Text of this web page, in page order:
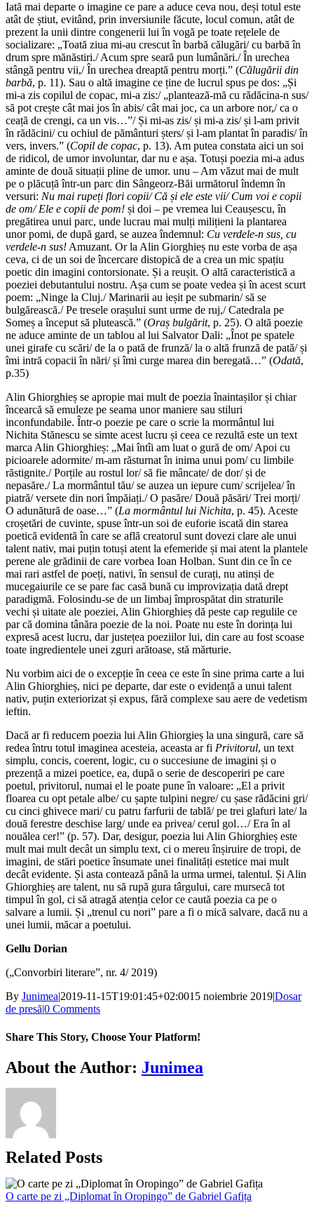
Iată mai departe o imagine ce pare a aduce ceva nou, deși totul este
atât de știut, evitând, prin inversiunile făcute, locul comun, atât de
prezent la unii dintre congenerii lui în vogă pe toate rețelele de
socializare: „Toată ziua mi-au crescut în barbă călugări/ cu barbă în
drum spre mănăstiri./ Acum spre seară pun lumânări./ În urechea
stângă pentru vii,/ În urechea dreaptă pentru morți.” (Călugării din
barbă, p. 11). Sau o altă imagine ce ține de lucrul spus pe dos: „Și
mi-a zis copilul de copac, mi-a zis:/ „plantează-mă cu rădăcina-n sus/
să pot crește cât mai jos în abis/ cât mai joc, ca un arbore nor,/ ca o
ceață de crengi, ca un vis…”/ Și mi-as zis/ și mi-a zis/ și l-am privit
în rădăcini/ cu ochiul de pământuri șters/ și l-am plantat în paradis/ în
vers, invers.” (Copil de copac, p. 13). Am putea constata aici un soi
de ridicol, de umor involuntar, dar nu e așa. Totuși poezia mi-a adus
aminte de două situații pline de umor. unu – Am văzut mai de mult
pe o plăcuță într-un parc din Sângeorz-Băi următorul îndemn în
versuri: Nu mai rupeți flori copii/ Că și ele este vii/ Cum voi e copii
de om/ Ele e copii de pom! și doi – pe vremea lui Ceaușescu, în
pregătirea unui parc, unde lucrau mai mulți milițieni la plantarea
unor pomi, de după gard, se auzea îndemnul: Cu verdele-n sus, cu
verdele-n sus!Amuzant. Or la Alin Giorghieș nu este vorba de așa
ceva, ci de un soi de încercare distopică de a crea un mic spațiu
poetic din imagini contorsionate. Și a reușit. O altă caracteristică a
poeziei debutantului nostru. Așa cum se poate vedea și în acest scurt
poem: „Ninge la Cluj./ Marinarii au ieșit pe submarin/ să se
bulgărească./ Pe tresele orașului sunt urme de ruj,/ Catedrala pe
Someș a început să plutească.” (Oraș bulgărit, p. 25). O altă poezie
ne aduce aminte de un tablou al lui Salvator Dali: „Înot pe spatele
unei girafe cu scări/ de la o pată de frunză/ la o altă frunză de pată/ și
îmi intră copacii în nări/ și îmi curge marea din beregată…” (Odată,
p.35)
Alin Ghiorghieș se apropie mai mult de poezia înaintașilor și chiar
încearcă să emuleze pe seama unor maniere sau stiluri
inconfundabile. Într-o poezie pe care o scrie la mormântul lui
Nichita Stănescu se simte acest lucru și ceea ce rezultă este un text
marca Alin Ghiorghieș: „Mai întîi am luat o gură de om/ Apoi cu
picioarele adormite/ m-am răsturnat în inima unui pom/ cu limbile
răstignite./ Porțile au rostul lor/ să fie mâncate/ de dor/ și de
nepasăre./ La mormântul tău/ se auzea un iepure cum/ scrijelea/ în
piatră/ versete din nori împăiați./ O pasăre/ Două păsări/ Trei morți/
O adunătură de oase…” (La mormântul lui Nichita, p. 45). Aceste
croșetări de cuvinte, spuse într-un soi de euforie iscată din starea
poetică evidentă în care se află creatorul sunt dovezi clare ale unui
talent nativ, mai puțin totuși atent la efemeride și mai atent la plantele
perene ale grădinii de care vorbea Ioan Holban. Sunt din ce în ce
mai rari astfel de poeți, nativi, în sensul de curați, nu atinși de
mucegaiurile ce se pare fac casă bună cu improvizația dată drept
paradigmă. Folosindu-se de un limbaj împrospătat din straturile
vechi și uitate ale poeziei, Alin Ghiorghieș dă peste cap regulile ce
par că domina tânăra poezie de la noi. Poate nu este în dorința lui
expresă acest lucru, dar justețea poeziilor lui, din care au fost scoase
toate ingredientele unei zguri arătoase, stă mărturie.
Nu vorbim aici de o excepție în ceea ce este în sine prima carte a lui
Alin Ghiorghieș, nici pe departe, dar este o evidență a unui talent
nativ, puțin exteriorizat și expus, fără complexe sau aere de vedetism
ieftin.
Dacă ar fi reducem poezia lui Alin Ghiorgieș la una singură, care să
redea întru totul imaginea acesteia, aceasta ar fi Privitorul, un text
simplu, concis, coerent, logic, cu o succesiune de imagini și o
prezență a mizei poetice, ea, după o serie de descoperiri pe care
poetul, privitorul, numai el le poate pune în valoare: „El a privit
floarea cu opt petale albe/ cu șapte tulpini negre/ cu șase rădăcini gri/
cu cinci ghivece mari/ cu patru farfurii de tablă/ pe trei glafuri late/ la
două ferestre deschise larg/ unde ea privea/ cerul gol…/ Era în al
nouălea cer!” (p. 57). Dar, desigur, poezia lui Alin Ghiorghieș este
mult mai mult decât un simplu text, ci o mereu înșiruire de tropi, de
imagini, de stări poetice însumate unei finalități estetice mai mult
decât evidente. Și asta contează până la urma urmei, talentul. Și Alin
Ghiorghieș are talent, nu să rupă gura târgului, care mursecă tot
timpul în gol, ci să atragă atenția celor ce caută poezia ca pe o
salvare a lumii. Și „trenul cu nori” pare a fi o mică salvare, dacă nu a
unei lumii, măcar a poetului.
Gellu Dorian
(„Convorbiri literare”, nr. 4/ 2019)
By Junimea|2019-11-15T19:01:45+02:0015 noiembrie 2019|Dosar
de presă|0 Comments
Share This Story, Choose Your Platform!
Facebook
X
Bluesky
Reddit
LinkedIn
WhatsApp
Telegram
Tumblr
Xing
Email
Copy
Link
About the Author: Junimea
Related Posts
O carte pe zi „Diplomat în Oropingo” de Gabriel Gafița